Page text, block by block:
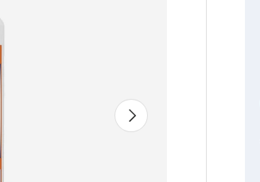
Nächste